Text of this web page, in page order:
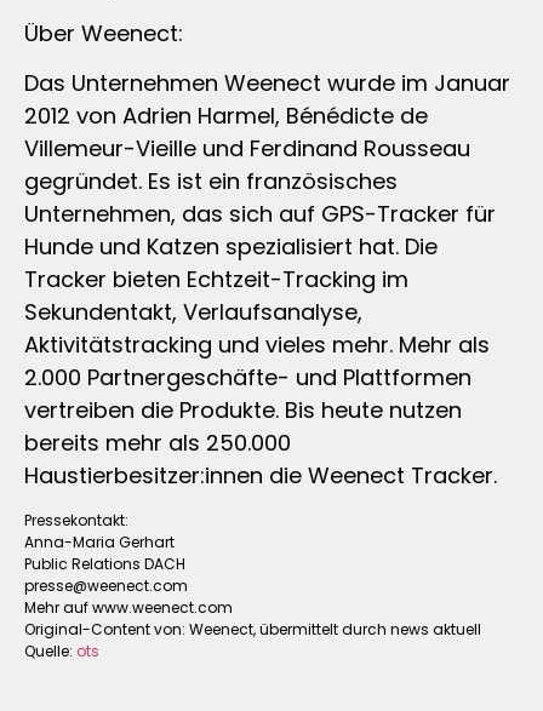
Über Weenect:
Das Unternehmen Weenect wurde im Januar
2012 von Adrien Harmel, Bénédicte de
Villemeur-Vieille und Ferdinand Rousseau
gegründet. Es ist ein französisches
Unternehmen, das sich auf GPS-Tracker für
Hunde und Katzen spezialisiert hat. Die
Tracker bieten Echtzeit-Tracking im
Sekundentakt, Verlaufsanalyse,
Aktivitätstracking und vieles mehr. Mehr als
2.000 Partnergeschäfte- und Plattformen
vertreiben die Produkte. Bis heute nutzen
bereits mehr als 250.000
Haustierbesitzer:innen die Weenect Tracker.
Pressekontakt:
Anna-Maria Gerhart
Public Relations DACH
presse@weenect.com
Mehr auf www.weenect.com
Original-Content von: Weenect, übermittelt durch news aktuell
Quelle: ots